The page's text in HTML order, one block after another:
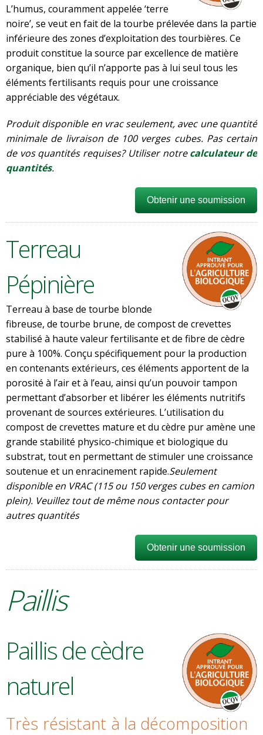
L’humus, couramment appelée ‘terre
noire’, se veut en fait de la tourbe prélevée dans la partie
inférieure des zones d’exploitation des tourbières. Ce
produit constitue la source par excellence de matière
organique, bien qu’il n’apporte pas à lui seul tous les
éléments fertilisants requis pour une croissance
appréciable des végétaux.
Produit disponible en vrac seulement, avec une quantité
minimale de livraison de 100 verges cubes. Pas certain
de vos quantités requises? Utiliser notrecalculateur de
quantités.
Obtenir une soumission
Terreau
Pépinière
Terreau à base de tourbe blonde
fibreuse, de tourbe brune, de compost de crevettes
stabilisé à haute valeur fertilisante et de fibre de cèdre
pure à 100%. Conçu spécifiquement pour la production
en contenants extérieurs, ces éléments apportent de la
porosité à l’air et à l’eau, ainsi qu’un pouvoir tampon
permettant d’absorber et libérer les éléments nutritifs
provenant de sources extérieures. L’utilisation du
compost de crevettes mature et du cèdre pur amène une
grande stabilité physico-chimique et biologique du
substrat, tout en permettant de stimuler une croissance
soutenue et un enracinement rapide.Seulement
disponible en VRAC (115 ou 150 verges cubes en camion
plein). Veuillez tout de même nous contacter pour
autres quantités
Obtenir une soumission
Paillis
Paillis de cèdre
naturel
Très résistant à la décomposition